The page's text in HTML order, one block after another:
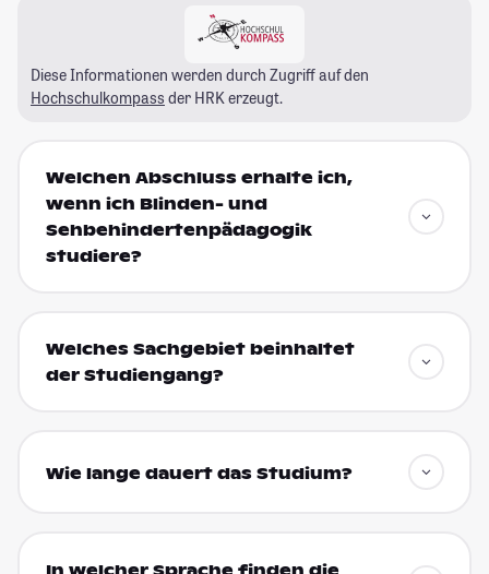
Diese Informationen werden durch Zugriff auf den
Hochschulkompass der HRK erzeugt.
Welchen Abschluss erhalte ich,
wenn ich Blinden- und
Sehbehindertenpädagogik
studiere?
Welches Sachgebiet beinhaltet
der Studiengang?
Wie lange dauert das Studium?